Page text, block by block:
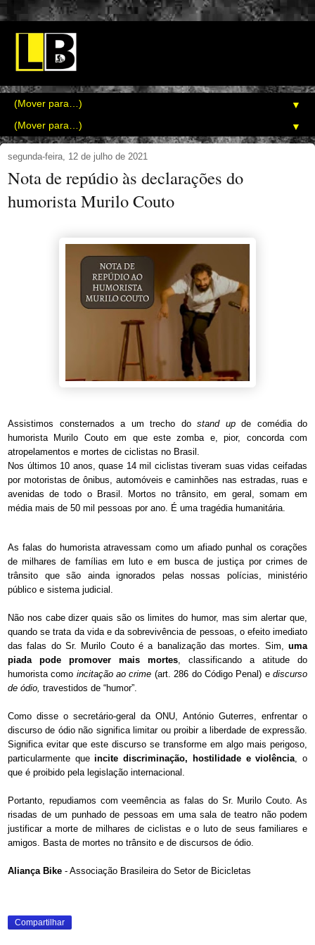
▼
▼
segunda-feira, 12 de julho de 2021
Nota de repúdio às declarações do
humorista Murilo Couto
Assistimos consternados a um trecho do stand upde comédia do
humorista Murilo Couto em que este zomba e, pior, concorda com
atropelamentos e mortes de ciclistas no Brasil.
Nos últimos 10 anos, quase 14 mil ciclistas tiveram suas vidas ceifadas
por motoristas de ônibus, automóveis e caminhões nas estradas, ruas e
avenidas de todo o Brasil. Mortos no trânsito, em geral, somam em
média mais de 50 mil pessoas por ano. É uma tragédia humanitária.
As falas do humorista atravessam como um afiado punhal os corações
de milhares de famílias em luto e em busca de justiça por crimes de
trânsito que são ainda ignorados pelas nossas polícias, ministério
público e sistema judicial.
Não nos cabe dizer quais são os limites do humor, mas sim alertar que,
quando se trata da vida e da sobrevivência de pessoas, o efeito imediato
das falas do Sr. Murilo Couto é a banalização das mortes. Sim, uma
piada pode promover mais mortes , classificando a atitude do
humorista como incitação ao crime (art. 286 do Código Penal) ediscurso
de ódio, travestidos de “humor”.
Como disse o secretário-geral da ONU,
António Guterres, enfrentar o
discurso de ódio não significa limitar ou proibir a liberdade de expressão.
Significa evitar que este discurso se transforme em algo mais perigoso,
particularmente queincite discriminação, hostilidade e violência , o
que é proibido pela legislação internacional.
Portanto, repudiamos com veemência as falas do Sr. Murilo Couto. As
risadas de um punhado de pessoas em uma sala de teatro não podem
justificar a morte de milhares de ciclistas e o luto de seus familiares e
amigos. Basta de mortes no trânsito e de discursos de ódio.
Aliança Bike - Associação Brasileira do Setor de Bicicletas
Compartilhar